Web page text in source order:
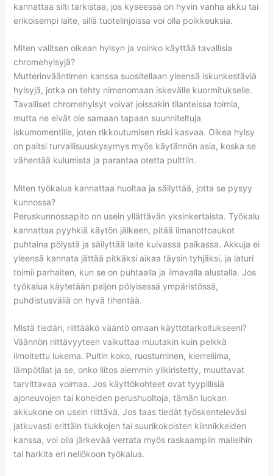
kannattaa silti tarkistaa, jos kyseessä on hyvin vanha akku tai
erikoisempi laite, sillä tuotelinjoissa voi olla poikkeuksia.
Miten valitsen oikean hylsyn ja voinko käyttää tavallisia
chromehylsyjä?
Mutterinvääntimen kanssa suositellaan yleensä iskunkestäviä
hylsyjä, jotka on tehty nimenomaan iskevälle kuormitukselle.
Tavalliset chromehylsyt voivat joissakin tilanteissa toimia,
mutta ne eivät ole samaan tapaan suunniteltuja
iskumomentille, joten rikkoutumisen riski kasvaa. Oikea hylsy
on paitsi turvallisuuskysymys myös käytännön asia, koska se
vähentää kulumista ja parantaa otetta pulttiin.
Miten työkalua kannattaa huoltaa ja säilyttää, jotta se pysyy
kunnossa?
Peruskunnossapito on usein yllättävän yksinkertaista. Työkalu
kannattaa pyyhkiä käytön jälkeen, pitää ilmanottoaukot
puhtaina pölystä ja säilyttää laite kuivassa paikassa. Akkuja ei
yleensä kannata jättää pitkäksi aikaa täysin tyhjäksi, ja laturi
toimii parhaiten, kun se on puhtaalla ja ilmavalla alustalla. Jos
työkalua käytetään paljon pölyisessä ympäristössä,
puhdistusväliä on hyvä tihentää.
Mistä tiedän, riittääkö vääntö omaan käyttötarkoitukseeni?
Väännön riittävyyteen vaikuttaa muutakin kuin pelkkä
ilmoitettu lukema. Pultin koko, ruostuminen, kierreliima,
lämpötilat ja se, onko liitos aiemmin ylikiristetty, muuttavat
tarvittavaa voimaa. Jos käyttökohteet ovat tyypillisiä
ajoneuvojen tai koneiden perushuoltoja, tämän luokan
akkukone on usein riittävä. Jos taas tiedät työskenteleväsi
jatkuvasti erittäin tiukkojen tai suurikokoisten kiinnikkeiden
kanssa, voi olla järkevää verrata myös raskaampiin malleihin
tai harkita eri neliökoon työkalua.